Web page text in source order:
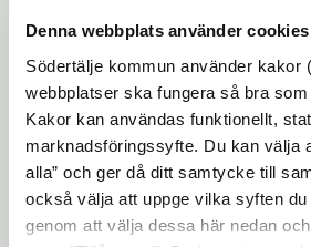
Denna webbplats använder cookies
Södertälje kommun använder kakor
webbplatser ska fungera så bra som
Kakor kan användas funktionellt,
marknadsföringssyfte. Du kan välja
alla” och ger då ditt samtycke till
också välja att uppge vilka syften
genom att välja dessa här nedan
komma att sträcka sig till
Ansökan om anstånd för
Telge)Öppna
i
nytt
fönster
Utbetalning från
lokala leverantörer